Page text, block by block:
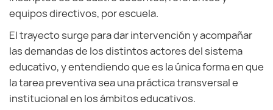
equipos directivos, por escuela.
El trayecto surge para dar intervención y acompañar
las demandas de los distintos actores del sistema
educativo, y entendiendo que es la única forma en que
la tarea preventiva sea una práctica transversal e
institucional en los ámbitos educativos.